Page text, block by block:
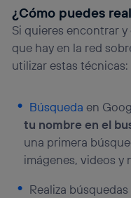
¿Cómo puedes
Si quieres encontrar y
que hay en la red
utilizar estas técnicas:
Búsqueda en
tu nombre en el
una primera
imágenes, videos y
Realiza
telecomunicaciones
(p. ej., número de
Este identificador se
lo que cualquier
consienta el uso de la
Si utilizas una
el marketing o
actividades de
que hayan dado su
Si utilizas datos
navegación del